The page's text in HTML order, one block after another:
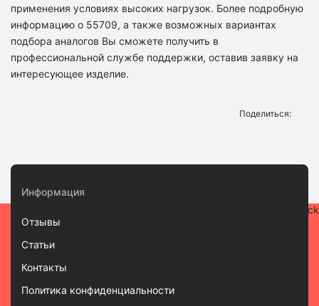
применения условиях высоких нагрузок. Более подробную
информацию о 55709, а также возможных вариантах
подбора аналогов Вы сможете получить в
профессиональной службе поддержки, оставив заявку на
интересующее изделие.
Поделиться:
Информация
Отзывы
Статьи
Контакты
Политика конфиденциальности